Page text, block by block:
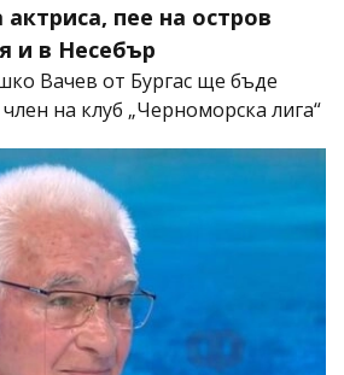
актриса, пее на остров
и в Несебър
Вачев от Бургас ще бъде
на клуб „Черноморска лига“